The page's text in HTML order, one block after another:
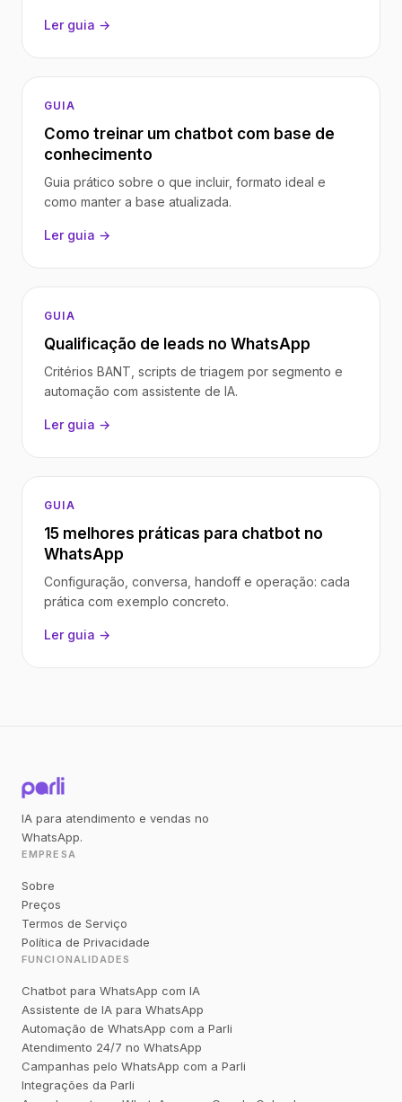
Ler guia →
GUIA
Como treinar um chatbot com base de
conhecimento
Guia prático sobre o que incluir, formato ideal e
como manter a base atualizada.
Ler guia →
GUIA
Qualificação de leads no WhatsApp
Critérios BANT, scripts de triagem por segmento e
automação com assistente de IA.
Ler guia →
GUIA
15 melhores práticas para chatbot no
WhatsApp
Configuração, conversa, handoff e operação: cada
prática com exemplo concreto.
Ler guia →
IA para atendimento e vendas no
WhatsApp.
EMPRESA
Sobre
Preços
Termos de Serviço
Política de Privacidade
FUNCIONALIDADES
Chatbot para WhatsApp com IA
Assistente de IA para WhatsApp
Automação de WhatsApp com a Parli
Atendimento 24/7 no WhatsApp
Campanhas pelo WhatsApp com a Parli
Integrações da Parli